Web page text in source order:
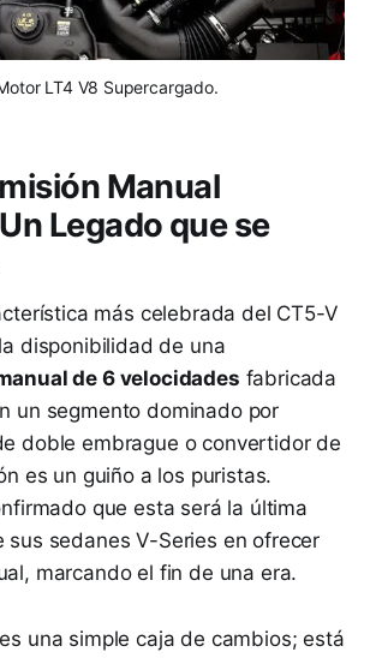
LT4 V8 Supercargado.
Manual
Legado que se
más celebrada del CT5-V
disponibilidad de una
de 6 velocidades fabricada
un segmento dominado por
doble embrague o convertidor de
es un guiño a los puristas.
que esta será la última
sus sedanes V-Series en ofrecer
marcando el fin de una era.
una simple caja de cambios; está